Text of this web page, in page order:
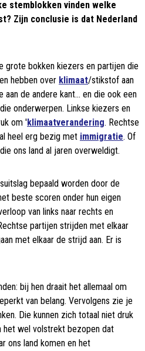
stemblokken vinden welke
Zijn conclusie is dat Nederland
grote bokken kiezers en partijen die
hebben over klimaat/stikstof aan
de andere kant... en die ook een
onderwerpen. Linkse kiezers en
om 'klimaatverandering. Rechtse
heel erg bezig met immigratie. Of
ons land al jaren overweldigt.
bepaald worden door de
beste scoren onder hun eigen
van links naar rechts en
partijen strijden met elkaar
met elkaar de strijd aan. Er is
bij hen draait het allemaal om
van belang. Vervolgens zie je
Die kunnen zich totaal niet druk
het wel volstrekt bezopen dat
ons land komen en het